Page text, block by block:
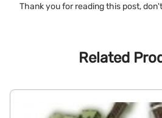
Thank you for reading this post,
Related